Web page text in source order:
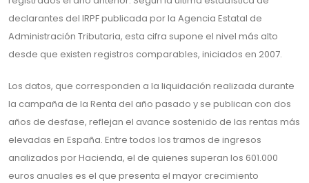
declarantes del IRPF publicada por la Agencia Estatal de
Administración Tributaria, esta cifra supone el nivel más alto
desde que existen registros comparables, iniciados en 2007.
Los datos, que corresponden a la liquidación realizada durante
la campaña de la Renta del año pasado y se publican con dos
años de desfase, reflejan el avance sostenido de las rentas más
elevadas en España. Entre todos los tramos de ingresos
analizados por Hacienda, el de quienes superan los 601.000
euros anuales es el que presenta el mayor crecimiento